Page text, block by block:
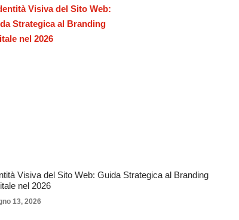
Visiva del Sito Web: Guida Strategica al Branding
nel 2026
13, 2026